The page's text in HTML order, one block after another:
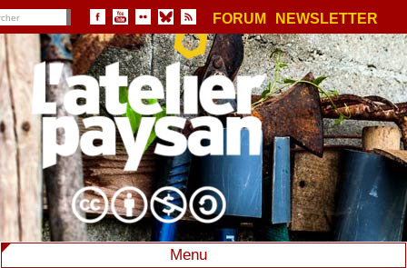
FORUM NEWSLETTER
Menu